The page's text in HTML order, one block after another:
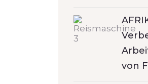
von